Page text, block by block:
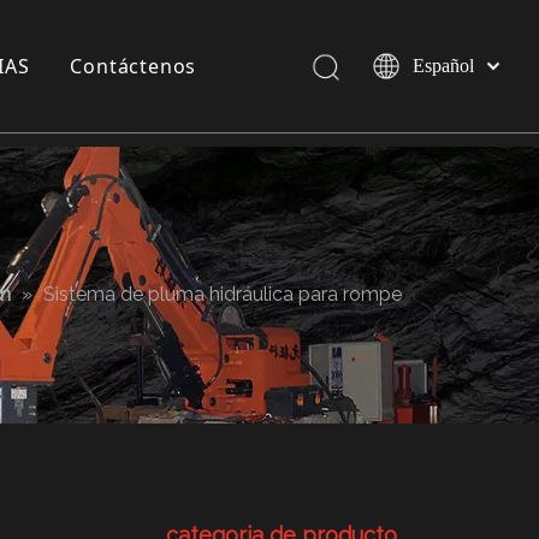
Contáctenos
Español
English
» Sistema de pluma hidráulica para rompe